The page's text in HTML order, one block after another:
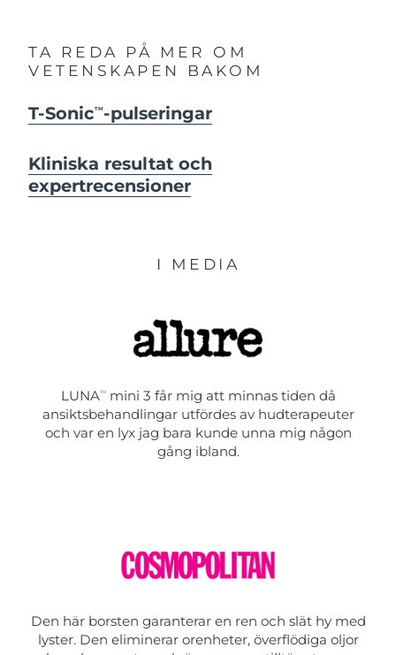
TA REDA PÅ MER OM
VETENSKAPEN BAKOM
T-SonicTM -pulseringar
Kliniska resultat och
expertrecensioner
I MEDIA
LUNATMmini 3 får mig att minnas tiden då
ansiktsbehandlingar utfördes av hudterapeuter
och var en lyx jag bara kunde unna mig någon
gång ibland.
Den här borsten garanterar en ren och slät hy med
lyster. Den eliminerar orenheter, överflödiga oljor